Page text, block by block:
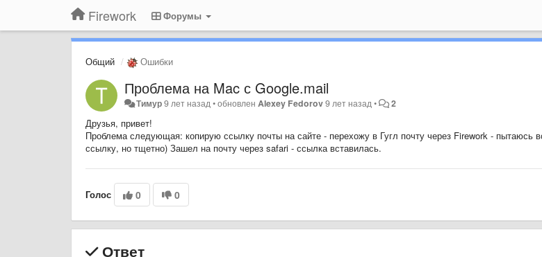
Firework Форумы
Общий Ошибки
Проблема на Mac с Google.mail
Тимур9 лет назад •обновлен Alexey Fedorov9 лет назад • 2
Друзья, привет!
Проблема следующая: копирую ссылку почты на сайте - перехожу в Гугл почту через Firework - пытаюсь
ссылку, но тщетно) Зашел на почту через safari - ссылка вставилась.
Голос 0 0
Ответ